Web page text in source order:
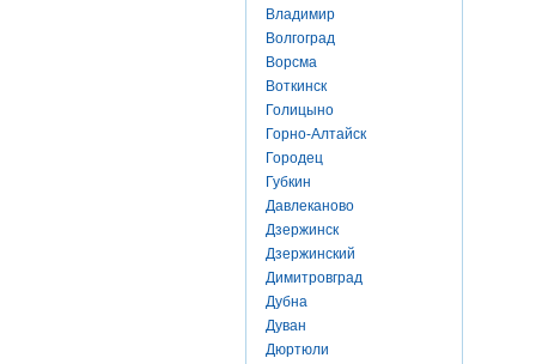
Владимир
Волгоград
Ворсма
Воткинск
Голицыно
Горно-Алтайск
Городец
Губкин
Давлеканово
Дзержинск
Дзержинский
Димитровград
Дубна
Дуван
Дюртюли